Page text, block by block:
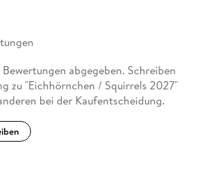
abgegeben. Schreiben
zu "Eichhörnchen / Squirrels 2027"
bei der Kaufentscheidung.